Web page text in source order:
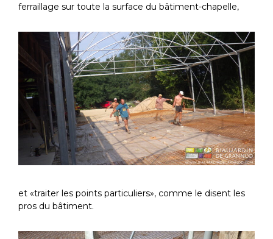
ferraillage sur toute la surface du bâtiment-chapelle,
et «traiter les points particuliers», comme le disent les
pros du bâtiment.